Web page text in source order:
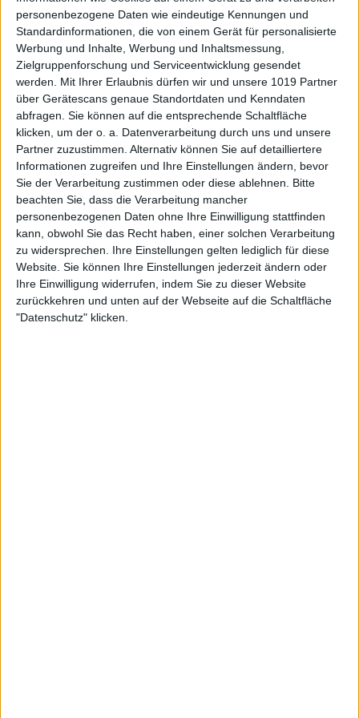
personenbezogene Daten wie eindeutige Kennungen und
Standardinformationen, die von einem Gerät für personalisierte
Werbung und Inhalte, Werbung und Inhaltsmessung,
Zielgruppenforschung und Serviceentwicklung gesendet
werden.
Mit Ihrer Erlaubnis dürfen wir und unsere 1019 Partner
über Gerätescans genaue Standortdaten und Kenndaten
abfragen. Sie können auf die entsprechende Schaltfläche
klicken, um der o. a. Datenverarbeitung durch uns und unsere
Partner zuzustimmen. Alternativ können Sie auf detailliertere
Informationen zugreifen und Ihre Einstellungen ändern, bevor
Sie der Verarbeitung zustimmen oder diese ablehnen.
Bitte
beachten Sie, dass die Verarbeitung mancher
personenbezogenen Daten ohne Ihre Einwilligung stattfinden
kann, obwohl Sie das Recht haben, einer solchen Verarbeitung
zu widersprechen. Ihre Einstellungen gelten lediglich für diese
Website. Sie können Ihre Einstellungen jederzeit ändern oder
Ihre Einwilligung widerrufen, indem Sie zu dieser Website
zurückkehren und unten auf der Webseite auf die Schaltfläche
"Datenschutz" klicken.